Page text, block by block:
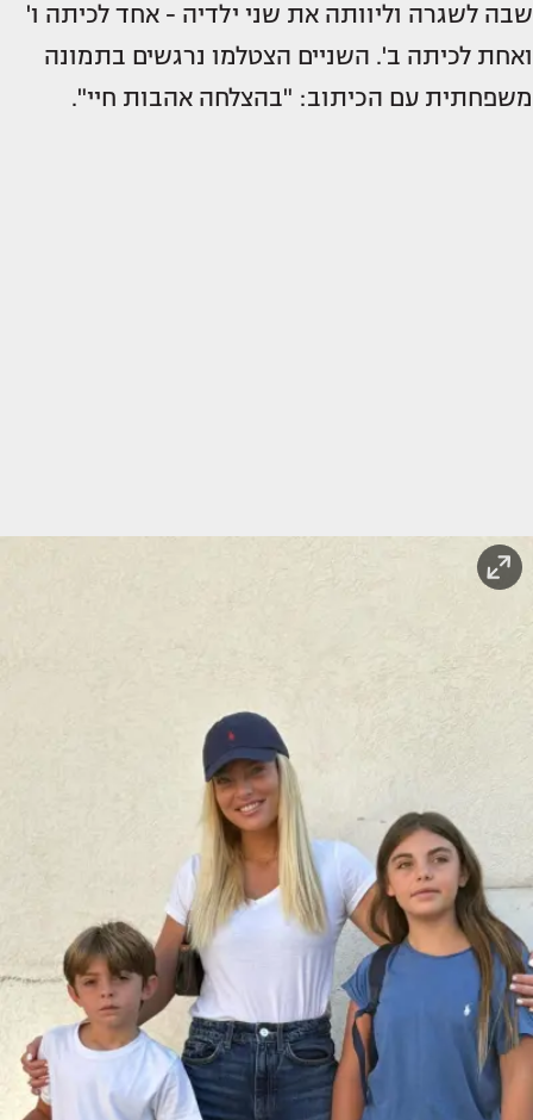
שבה לשגרה וליוותה את שני ילדיה - אחד לכיתה ו'
ואחת לכיתה ב'. השניים הצטלמו נרגשים בתמונה
משפחתית עם הכיתוב: "בהצלחה אהבות חיי".